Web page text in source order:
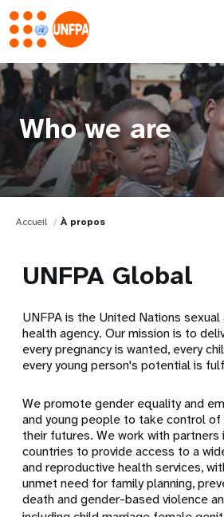
Who we are
Accueil À propos
UNFPA Global
UNFPA is the United Nations
health agency. Our mission is to
every pregnancy is wanted, every
every young person's potential is
We promote gender equality and
and young people to take control
their futures. We work with partners
countries to provide access to a
and reproductive health services,
unmet need for family planning,
death and gender-based violence